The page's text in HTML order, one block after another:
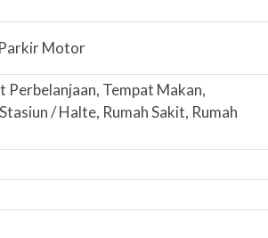
Parkir Motor
Perbelanjaan, Tempat Makan,
/ Halte, Rumah Sakit, Rumah